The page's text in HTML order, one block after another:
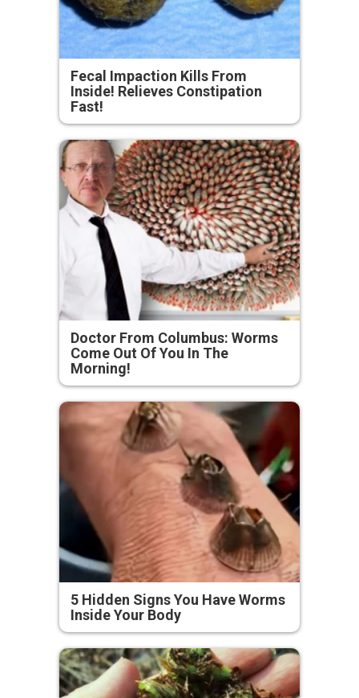
Fecal Impaction Kills From
Inside! Relieves Constipation
Fast!
Doctor From Columbus: Worms
Come Out Of You In The
Morning!
5 Hidden Signs You Have Worms
Inside Your Body